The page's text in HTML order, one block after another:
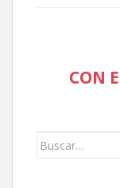
CON
Buscar: